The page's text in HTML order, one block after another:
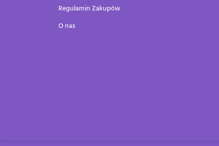
Regulamin Zakupów
O nas